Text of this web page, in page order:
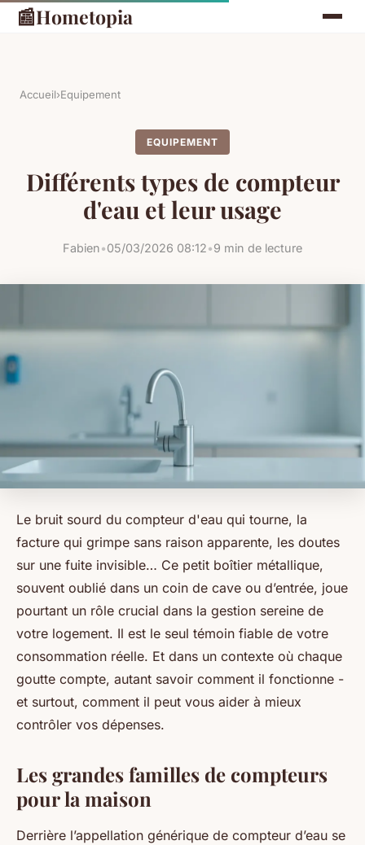
📰Hometopia
Accueil›Equipement
EQUIPEMENT
Différents types de compteur
d'eau et leur usage
Fabien•05/03/2026 08:12•9 min de lecture
Le bruit sourd du compteur d'eau qui tourne, la
facture qui grimpe sans raison apparente, les doutes
sur une fuite invisible… Ce petit boîtier métallique,
souvent oublié dans un coin de cave ou d’entrée, joue
pourtant un rôle crucial dans la gestion sereine de
votre logement. Il est le seul témoin fiable de votre
consommation réelle. Et dans un contexte où chaque
goutte compte, autant savoir comment il fonctionne -
et surtout, comment il peut vous aider à mieux
contrôler vos dépenses.
Les grandes familles de compteurs
pour la maison
Derrière l’appellation générique de compteur d’eau se